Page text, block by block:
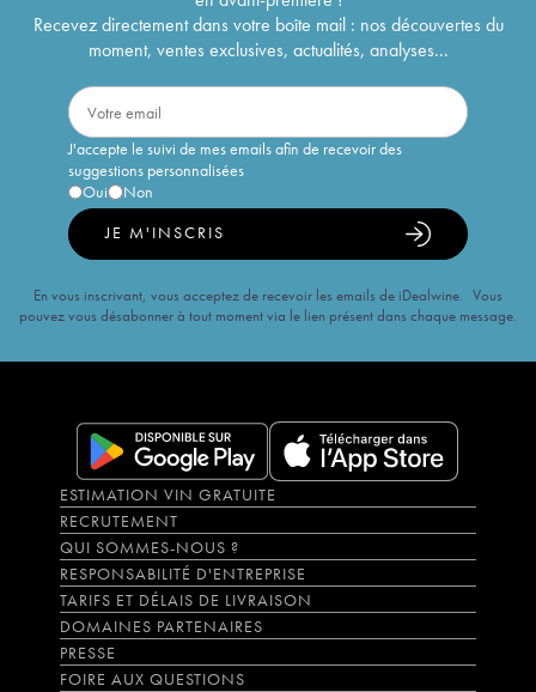
Recevez directement dans votre boîte mail : nos découvertes du
moment, ventes exclusives, actualités, analyses...
J'accepte le suivi de mes emails afin de recevoir des
suggestions personnalisées
Oui
Non
JE M'INSCRIS
En vous inscrivant, vous acceptez de recevoir les emails de iDealwine. Vous
pouvez vous désabonner à tout moment via le lien présent dans chaque message.
ESTIMATION VIN GRATUITE
RECRUTEMENT
QUI SOMMES-NOUS ?
RESPONSABILITÉ D'ENTREPRISE
TARIFS ET DÉLAIS DE LIVRAISON
DOMAINES PARTENAIRES
PRESSE
FOIRE AUX QUESTIONS